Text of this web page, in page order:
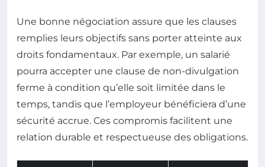
Une bonne négociation assure que les clauses
remplies leurs objectifs sans porter atteinte aux
droits fondamentaux. Par exemple, un salarié
pourra accepter une clause de non-divulgation
ferme à condition qu’elle soit limitée dans le
temps, tandis que l’employeur bénéficiera d’une
sécurité accrue. Ces compromis facilitent une
relation durable et respectueuse des obligations.